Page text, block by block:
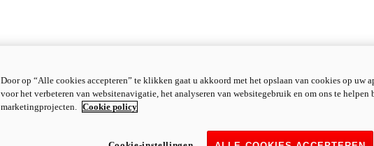
Door op “Alle cookies accepteren” te klikken gaat u akkoord met het opslaan van cookies op uw
voor het verbeteren van websitenavigatie, het analyseren van websitegebruik en om ons te helpen
marketingprojecten. Cookie policy